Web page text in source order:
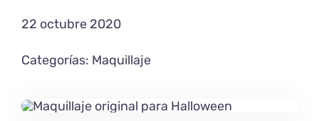
22 octubre 2020
Categorías: Maquillaje